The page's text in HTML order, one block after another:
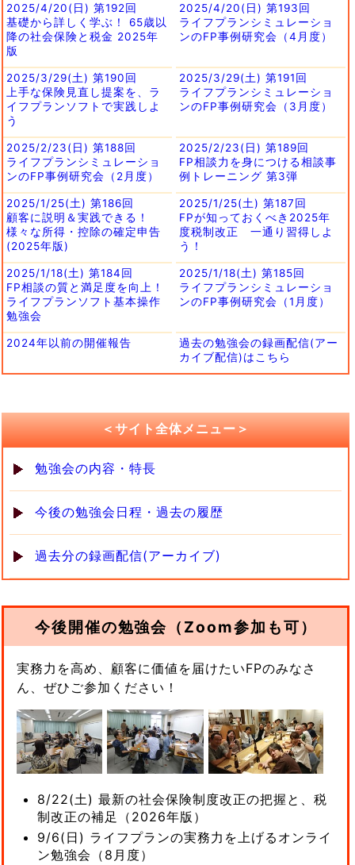
2025/4/20(日) 第192回
基礎から詳しく学ぶ！ 65歳以
降の社会保険と税金 2025年
版
2025/4/20(日) 第193回
ライフプランシミュレーショ
ンのFP事例研究会（4月度）
2025/3/29(土) 第190回
上手な保険見直し提案を、ラ
イフプランソフトで実践しよ
う
2025/3/29(土) 第191回
ライフプランシミュレーショ
ンのFP事例研究会（3月度）
2025/2/23(日) 第188回
ライフプランシミュレーショ
ンのFP事例研究会（2月度）
2025/2/23(日) 第189回
FP相談力を身につける相談事
例トレーニング 第3弾
2025/1/25(土) 第186回
顧客に説明＆実践できる！
様々な所得・控除の確定申告
(2025年版)
2025/1/25(土) 第187回
FPが知っておくべき2025年
度税制改正 一通り習得しよ
う！
2025/1/18(土) 第184回
FP相談の質と満足度を向上！
ライフプランソフト基本操作
勉強会
2025/1/18(土) 第185回
ライフプランシミュレーショ
ンのFP事例研究会（1月度）
2024年以前の開催報告
過去の勉強会の録画配信(アー
カイブ配信)はこちら
＜サイト全体メニュー＞
勉強会の内容・特長
今後の勉強会日程・過去の履歴
過去分の録画配信(アーカイブ)
今後開催の勉強会（Zoom参加も可）
実務力を高め、顧客に価値を届けたいFPのみなさ
ん、ぜひご参加ください！
8/22(土) 最新の社会保険制度改正の把握と、税
制改正の補足（2026年版）
9/6(日) ライフプランの実務力を上げるオンライ
ン勉強会（8月度）